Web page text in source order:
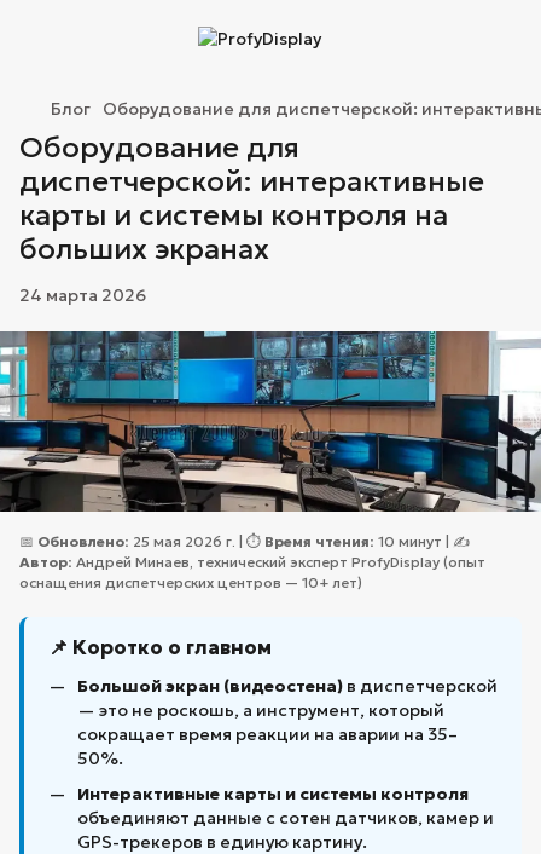
Блог Оборудование для диспетчерской:
Оборудование для
диспетчерской: интерактивные
карты и системы контроля на
больших экранах
24 марта 2026
📅 Обновлено: 25 мая 2026 г. | ⏱️ Время чтения: 10 минут | ✍️
Автор: Андрей Минаев, технический эксперт ProfyDisplay (опыт
оснащения диспетчерских центров — 10+ лет)
📌 Коротко о главном
Большой экран (видеостена) в диспетчерской
— это не роскошь, а инструмент, который
сокращает время реакции на аварии на 35–
50%.
Интерактивные карты и системы контроля
объединяют данные с сотен датчиков, камер и
GPS-трекеров в единую картину.